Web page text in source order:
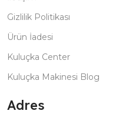
Gizlilik Politikası
Ürün İadesi
Kuluçka Center
Kuluçka Makinesi Blog
Adres